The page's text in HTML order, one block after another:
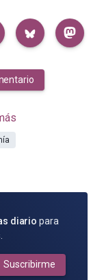
diario para
Suscribirme